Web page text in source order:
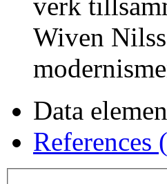
verk
Wiven
Data
References